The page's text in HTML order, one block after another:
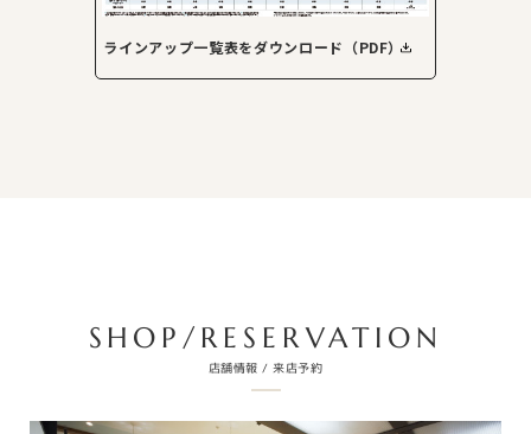
ラインアップ一覧表をダウンロード（PDF）
SHOP/RESERVATION
店舗情報 / 来店予約